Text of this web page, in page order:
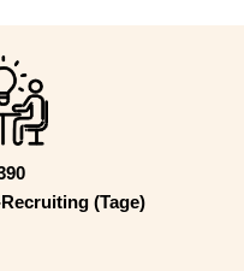
(Tage)